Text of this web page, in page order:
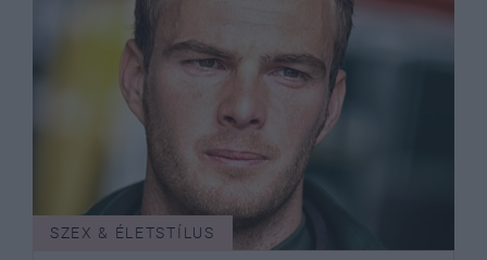
SZEX & ÉLETSTÍLUS